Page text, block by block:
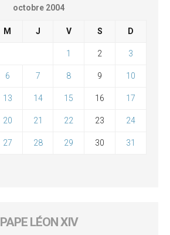
octobre 2004
M J V S D
1 2 3
6 7 8 9 10
13 14 15 16 17
20 21 22 23 24
27 28 29 30 31
PAPE LÉON XIV